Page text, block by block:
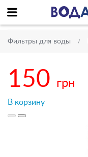
Фильтры для воды
150 грн
В корзину